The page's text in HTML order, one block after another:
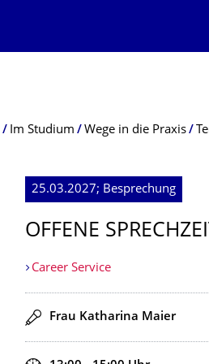
Im Studium Wege in die Praxis
25.03.2027; Besprechung
OFFENE
Career Service
Redner
Frau Katharina Maier